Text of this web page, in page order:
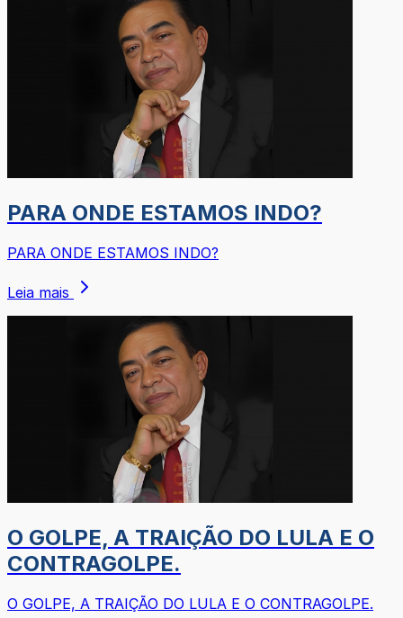
PARA ONDE ESTAMOS INDO?
PARA ONDE ESTAMOS INDO?
Leia mais
O GOLPE, A TRAIÇÃO DO LULA E O
CONTRAGOLPE.
O GOLPE, A TRAIÇÃO DO LULA E O CONTRAGOLPE.